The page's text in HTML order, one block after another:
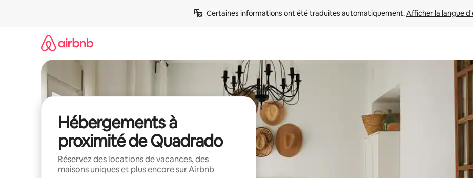
Certaines informations ont été traduites automatiquement. Afficher la langue
Hébergements à
proximité de Quadrado
Réservez des locations de vacances, des
maisons uniques et plus encore sur Airbnb